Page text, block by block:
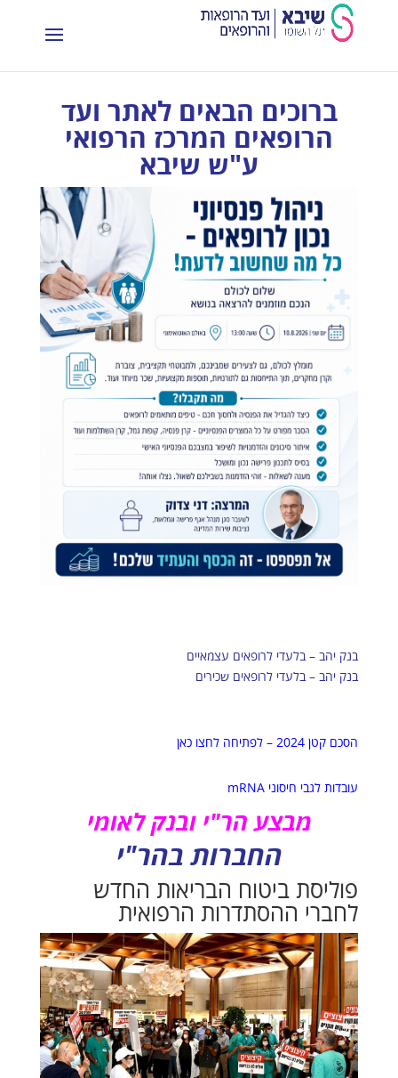
ברוכים הבאים לאתר ועד
הרופאים המרכז הרפואי
ע"ש שיבא
בנק יהב – בלעדי לרופאים עצמאיים
בנק יהב – בלעדי לרופאים שכירים
הסכם קטן 2024 – לפתיחה לחצו כאן
עובדות לגבי חיסוני mRNA
מבצע הר"י ובנק לאומי
החברות בהר"י
פוליסת ביטוח הבריאות החדש
לחברי ההסתדרות הרפואית